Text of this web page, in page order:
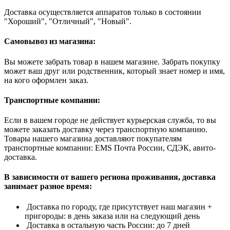
Доставка осуществляется аппаратов только в состоянии
"Хороший", "Отличный", "Новый".
Самовывоз из магазина:
Вы можете забрать товар в нашем магазине. Забрать покупку
может ваш друг или родственник, который знает номер и имя,
на кого оформлен заказ.
Транспортные компании:
Если в вашем городе не действует курьерская служба, то вы
можете заказать доставку через транспортную компанию.
Товары нашего магазина доставляют покупателям
транспортные компании: EMS Почта России, СДЭК, авито-
доставка.
В зависимости от вашего региона проживания, доставка
занимает разное время:
Доставка по городу, где присутствует наш магазин +
пригороды: в день заказа или на следующий день
Доставка в остальную часть России: до 7 дней